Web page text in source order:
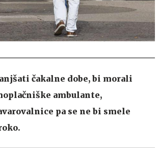
čakalne dobe, bi morali
ambulante,
pa se ne bi smele